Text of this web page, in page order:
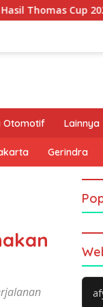
Leong Jun
Otomotif Lainnya
Gerindra